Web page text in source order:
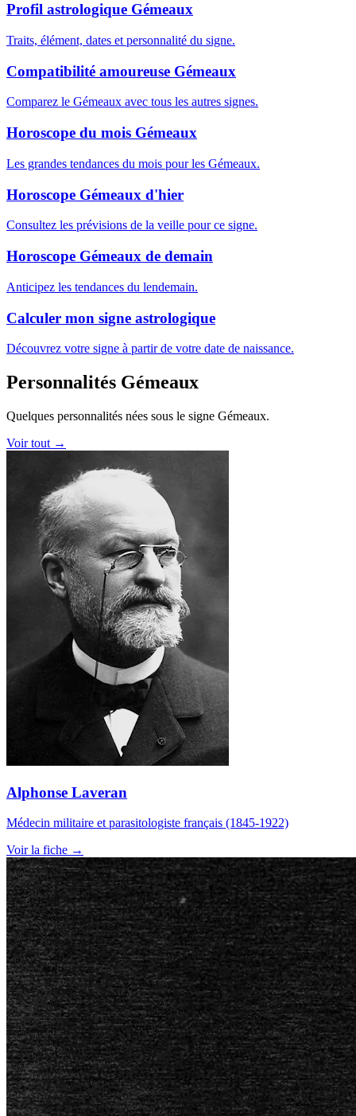
Profil astrologique Gémeaux
Traits, élément, dates et personnalité du signe.
Compatibilité amoureuse Gémeaux
Comparez le Gémeaux avec tous les autres signes.
Horoscope du mois Gémeaux
Les grandes tendances du mois pour les Gémeaux.
Horoscope Gémeaux d'hier
Consultez les prévisions de la veille pour ce signe.
Horoscope Gémeaux de demain
Anticipez les tendances du lendemain.
Calculer mon signe astrologique
Découvrez votre signe à partir de votre date de naissance.
Personnalités Gémeaux
Quelques personnalités nées sous le signe Gémeaux.
Voir tout →
Alphonse Laveran
Médecin militaire et parasitologiste français (1845-1922)
Voir la fiche →